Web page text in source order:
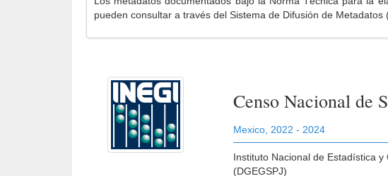
pueden consultar a través del Sistema de Difusión de Metadatos
Censo Nacional de
Mexico 2022 - 2024
Instituto Nacional de Estadística
(DGEGSPJ)